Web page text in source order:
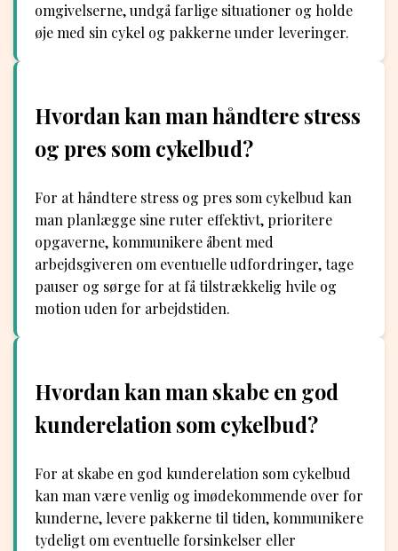
omgivelserne, undgå farlige situationer og holde
øje med sin cykel og pakkerne under leveringer.
Hvordan kan man håndtere stress
og pres som cykelbud?
For at håndtere stress og pres som cykelbud kan
man planlægge sine ruter effektivt, prioritere
opgaverne, kommunikere åbent med
arbejdsgiveren om eventuelle udfordringer, tage
pauser og sørge for at få tilstrækkelig hvile og
motion uden for arbejdstiden.
Hvordan kan man skabe en god
kunderelation som cykelbud?
For at skabe en god kunderelation som cykelbud
kan man være venlig og imødekommende over for
kunderne, levere pakkerne til tiden, kommunikere
tydeligt om eventuelle forsinkelser eller